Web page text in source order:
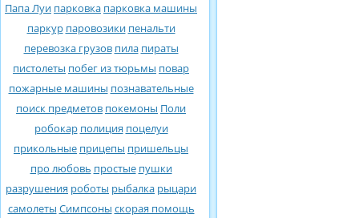
Папа Луи парковка парковка машины
паркур паровозики пенальти
перевозка грузов пила пираты
пистолеты побег из тюрьмы повар
пожарные машины познавательные
поиск предметов покемоны Поли
робокар полиция поцелуи
прикольные прицепы пришельцы
про любовь простые пушки
разрушения роботы рыбалка рыцари
самолеты Симпсоны скорая помощь